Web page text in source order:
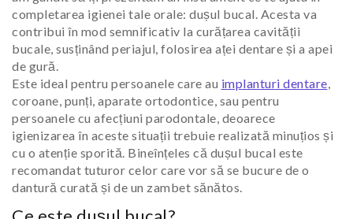
completarea igienei tale orale: dușul bucal. Acesta va
contribui în mod semnificativ la curățarea cavității
bucale, susținând periajul, folosirea aței dentare și a apei
de gură.
Este ideal pentru persoanele care au implanturi dentare,
coroane, punți, aparate ortodontice, sau pentru
persoanele cu afecțiuni parodontale, deoarece
igienizarea în aceste situații trebuie realizată minuțios și
cu o atenție sporită. Bineînțeles că dușul bucal este
recomandat tuturor celor care vor să se bucure de o
dantură curată și de un zambet sănătos.